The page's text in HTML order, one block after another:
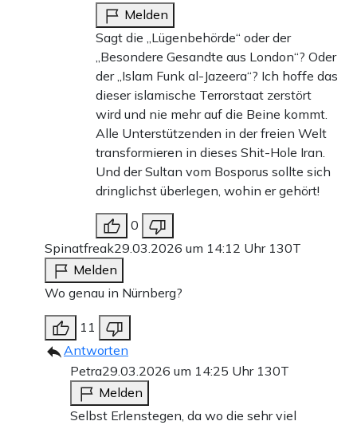
Melden
Sagt die „Lügenbehörde“ oder der
„Besondere Gesandte aus London“? Oder
der „Islam Funk al-Jazeera“? Ich hoffe das
dieser islamische Terrorstaat zerstört
wird und nie mehr auf die Beine kommt.
Alle Unterstützenden in der freien Welt
transformieren in dieses Shit-Hole Iran.
Und der Sultan vom Bosporus sollte sich
dringlichst überlegen, wohin er gehört!
0
Spinatfreak29.03.2026 um 14:12 Uhr 130T
Melden
Wo genau in Nürnberg?
11
Antworten
Petra29.03.2026 um 14:25 Uhr 130T
Melden
Selbst Erlenstegen, da wo die sehr viel